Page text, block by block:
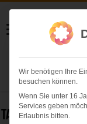
Tag Archives:
Wir benötigen Ihre
besuchen können.
Wenn Sie unter 16
Services geben
Erlaubnis bitten.